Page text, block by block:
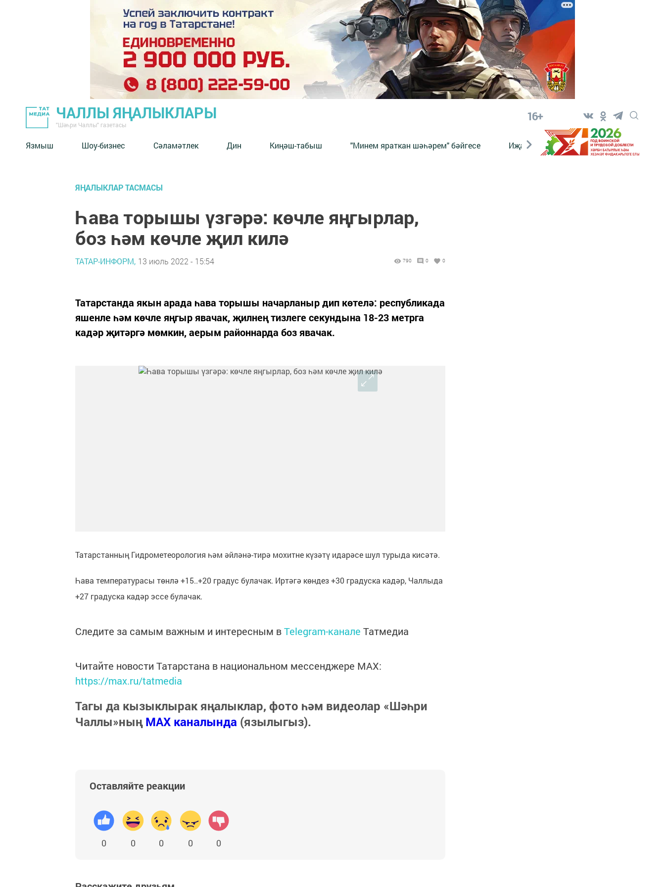
ЧАЛЛЫ ЯҢАЛЫКЛАРЫ
"Шәһри Чаллы" газетасы
16+
Язмыш Шоу-бизнес Сәламәтлек Дин Киңәш-табыш "Минем яраткан шәһәрем" бәйгесе Иҗат Реклама Онлайн
ЯҢАЛЫКЛАР ТАСМАСЫ
Һава торышы үзгәрә: көчле яңгырлар,
боз һәм көчле җил килә
ТАТАР-ИНФОРМ, 13 июль 2022 - 15:54 790 0 0
Татарстанда якын арада һава торышы начарланыр дип көтелә: республикада
яшенле һәм көчле яңгыр явачак, җилнең тизлеге секундына 18-23 метрга
кадәр җитәргә мөмкин, аерым районнарда боз явачак.
Татарстанның Гидрометеорология һәм әйләнә-тирә мохитне күзәтү идарәсе шул турыда кисәтә.
Һава температурасы төнлә +15..+20 градус булачак. Иртәгә көндез +30 градуска кадәр, Чаллыда
+27 градуска кадәр эссе булачак.
Следите за самым важным и интересным вTelegram-канале Татмедиа
Читайте новости Татарстана в национальном мессенджере MАХ:
https://max.ru/tatmedia
Тагы да кызыклырак яңалыклар, фото һәм видеолар «Шәһри
Чаллы»ныңMAX каналында (язылыгыз).
Оставляйте реакции
0 0 0 0 0